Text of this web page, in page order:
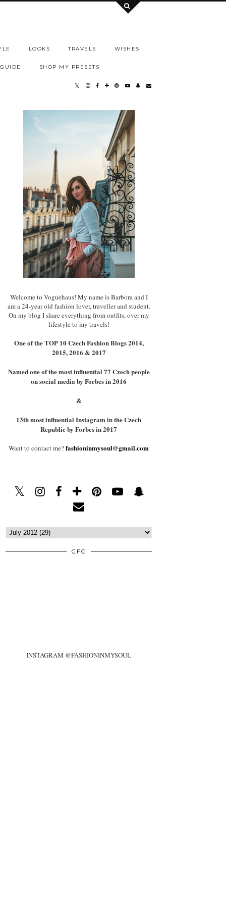
LOOKS TRAVELS WISHES
SHOP MY PRESETS
Welcome to Voguehaus! My name is Barbora and I
am a 24-year old fashion lover, traveller and student.
On my blog I share everything from outfits, over my
lifestyle to my travels!
One of the TOP 10 Czech Fashion Blogs 2014,
2015, 2016 & 2017
Named one of the most influential 77 Czech people
on social media by Forbes in 2016
&
13th most influential Instagram in the Czech
Republic by Forbes in 2017
Want to contact me?fashioninmysoul@gmail.com
GFC
INSTAGRAM @FASHIONINMYSOUL